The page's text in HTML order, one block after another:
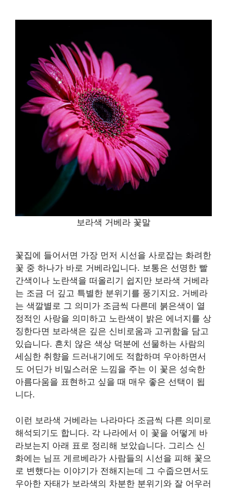
보라색 거베라 꽃말
꽃집에 들어서면 가장 먼저 시선을 사로잡는 화려한
꽃 중 하나가 바로 거베라입니다. 보통은 선명한 빨
간색이나 노란색을 떠올리기 쉽지만 보라색 거베라
는 조금 더 깊고 특별한 분위기를 풍기지요. 거베라
는 색깔별로 그 의미가 조금씩 다른데 붉은색이 열
정적인 사랑을 의미하고 노란색이 밝은 에너지를 상
징한다면 보라색은 깊은 신비로움과 고귀함을 담고
있습니다. 흔치 않은 색상 덕분에 선물하는 사람의
세심한 취향을 드러내기에도 적합하며 우아하면서
도 어딘가 비밀스러운 느낌을 주는 이 꽃은 성숙한
아름다움을 표현하고 싶을 때 매우 좋은 선택이 됩
니다.
이런 보라색 거베라는 나라마다 조금씩 다른 의미로
해석되기도 합니다. 각 나라에서 이 꽃을 어떻게 바
라보는지 아래 표로 정리해 보았습니다. 그리스 신
화에는 님프 게르베라가 사람들의 시선을 피해 꽃으
로 변했다는 이야기가 전해지는데 그 수줍으면서도
우아한 자태가 보라색의 차분한 분위기와 잘 어우러